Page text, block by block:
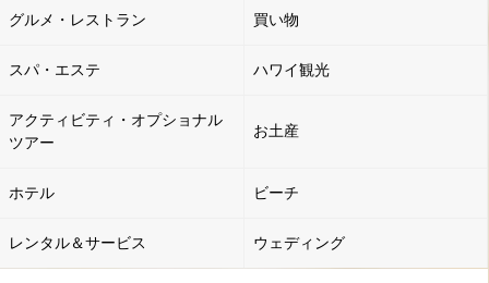
グルメ・レストラン 買い物
スパ・エステ ハワイ観光
アクティビティ・オプショナル
ツアー
お土産
ホテル ビーチ
レンタル＆サービス ウェディング